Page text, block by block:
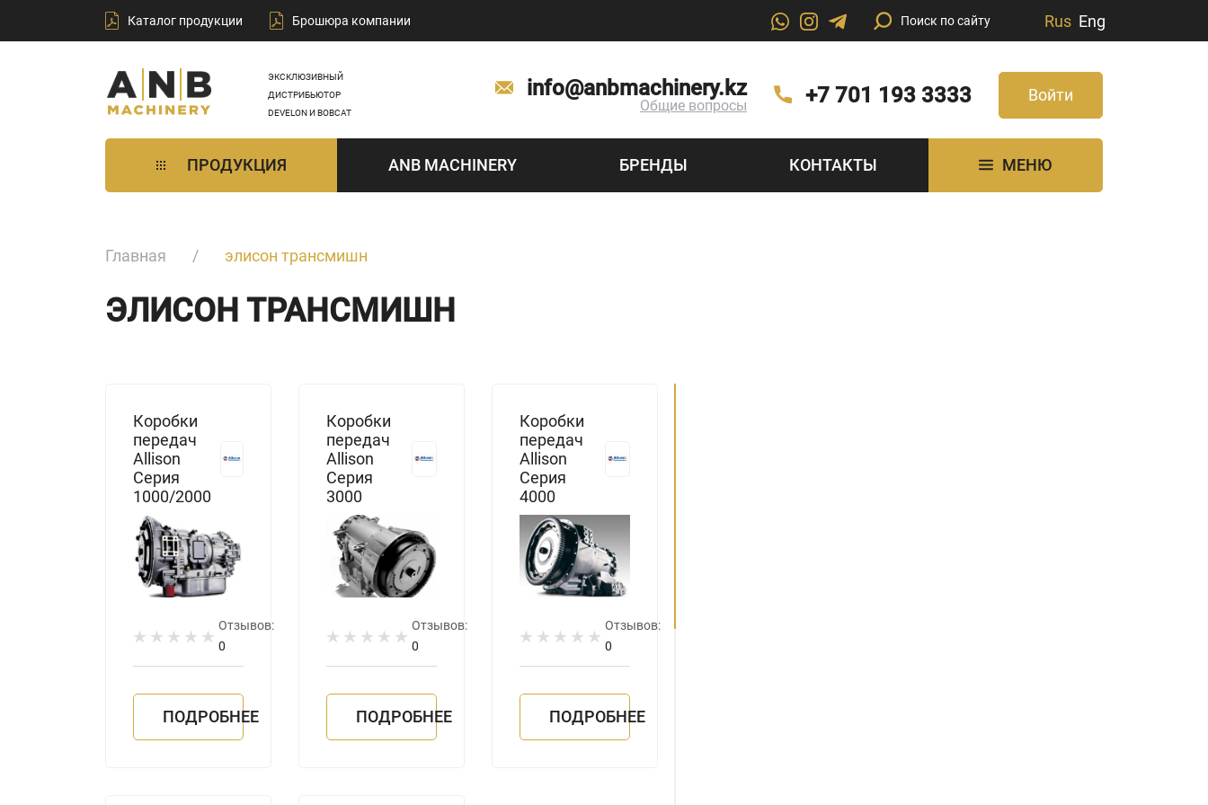
Каталог продукции Брошюра компании Rus Eng
ЭКСКЛЮЗИВНЫЙ
ДИСТРИБЬЮТОР
DEVELON И BOBCAT
info@anbmachinery.kz
Общие вопросы +7 701 193 3333 Войти
ПРОДУКЦИЯ ANB MACHINERY БРЕНДЫ КОНТАКТЫ МЕНЮ
Главная элисон трансмишн
ЭЛИСОН ТРАНСМИШН
Коробки
передач
Allison
Серия
1000/2000
Отзывов:
0
ПОДРОБНЕЕ
Коробки
передач
Allison
Серия
3000
Отзывов:
0
ПОДРОБНЕЕ
Коробки
передач
Allison
Серия
4000
Отзывов:
0
ПОДРОБНЕЕ